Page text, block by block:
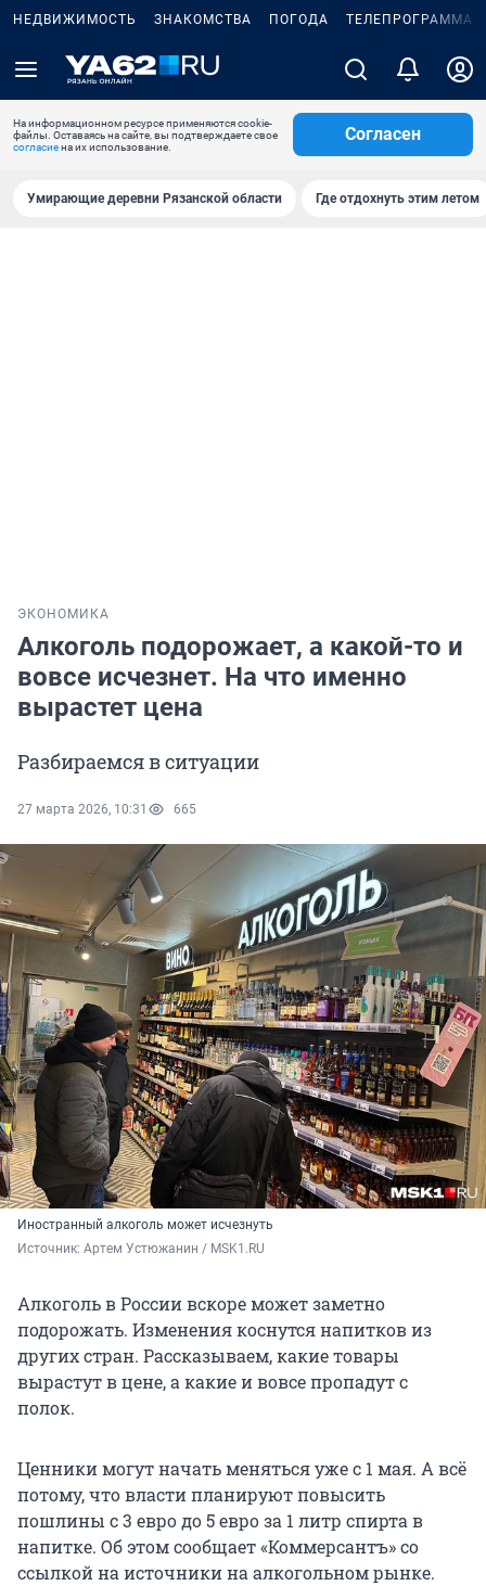
НЕДВИЖИМОСТЬ ЗНАКОМСТВА ПОГОДА ТЕЛЕПРОГРАММА
На информационном ресурсе применяются cookie-
файлы. Оставаясь на сайте, вы подтверждаете свое
согласиена их использование.
Согласен
Умирающие деревни Рязанской области Где отдохнуть этим летом
ЭКОНОМИКА
Алкоголь подорожает, а какой-то и
вовсе исчезнет. На что именно
вырастет цена
Разбираемся в ситуации
27 марта 2026, 10:31 665
Иностранный алкоголь может исчезнуть
Источник: Артем Устюжанин / MSK1.RU
Алкоголь в России вскоре может заметно
подорожать. Изменения коснутся напитков из
других стран. Рассказываем, какие товары
вырастут в цене, а какие и вовсе пропадут с
полок.
Ценники могут начать меняться уже с 1 мая. А всё
потому, что власти планируют повысить
пошлины с 3 евро до 5 евро за 1 литр спирта в
напитке. Об этом сообщает «Коммерсантъ» со
ссылкой на источники на алкогольном рынке.